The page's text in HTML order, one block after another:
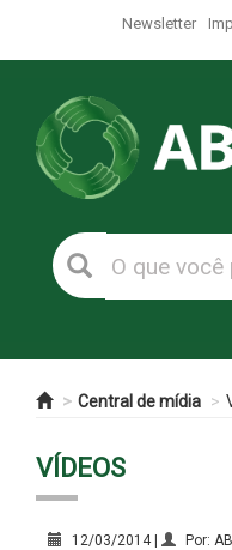
Newsletter
Central de mídia
VÍDEOS
12/03/2014 | Por: